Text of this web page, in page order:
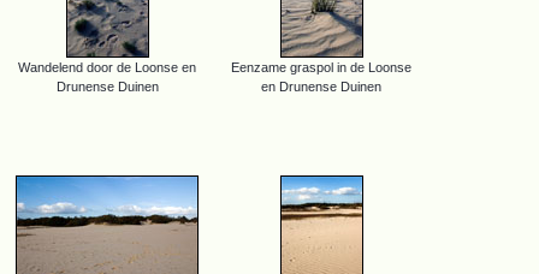
Wandelend door de Loonse en
Drunense Duinen
Eenzame graspol in de Loonse
en Drunense Duinen